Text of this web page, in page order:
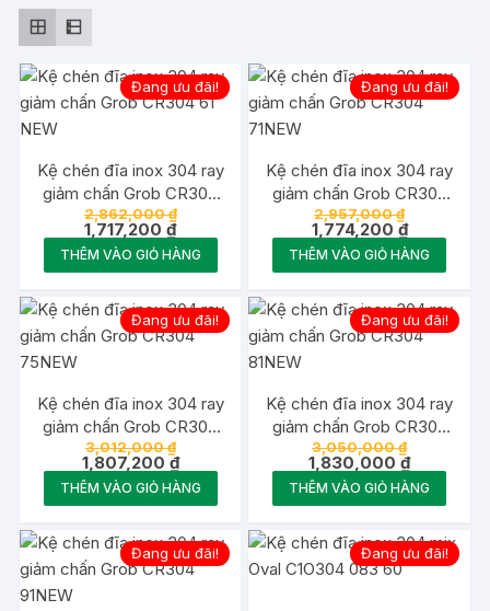
Đang ưu đãi!
Kệ chén đĩa inox 304 ray
giảm chấn Grob CR304
61 NEW
2,862,000₫Giá
gốc
là:
2,862,000 ₫.
1,717,200₫Giá
hiện
tại
là:
1,717,200 ₫.
THÊM VÀO GIỎ HÀNG
Đang ưu đãi!
Kệ chén đĩa inox 304 ray
giảm chấn Grob CR304
71NEW
2,957,000₫Giá
gốc
là:
2,957,000
1,774,200₫Giá
hiện
tại
là:
THÊM VÀO GIỎ HÀNG
Đang ưu đãi!
Kệ chén đĩa inox 304 ray
giảm chấn Grob CR304
75NEW
3,012,000₫Giá
gốc
là:
3,012,000 ₫.
1,807,200₫Giá
hiện
tại
là:
1,807,200 ₫.
THÊM VÀO GIỎ HÀNG
Đang ưu đãi!
Kệ chén đĩa inox 304 ray
giảm chấn Grob CR304
81NEW
3,050,000₫Giá
gốc
là:
3,050,000
1,830,000₫Giá
hiện
tại
là:
THÊM VÀO GIỎ HÀNG
Đang ưu đãi! Đang ưu đãi!